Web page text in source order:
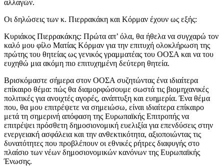
αλλαγών.
Οι δηλώσεις των κ. Πιερρακάκη και Κόρμαν έχουν ως εξής:
Κυριάκος Πιερρακάκης: Πρώτα απ’ όλα, θα ήθελα να συγχαρώ τον
καλό μου φίλο Ματίας Κόρμαν για την επιτυχή ολοκλήρωση της
πρώτης του θητείας ως γενικός γραμματέας του ΟΟΣΑ και να του
ευχηθώ μια ακόμη πιο επιτυχημένη δεύτερη θητεία.
Βρισκόμαστε σήμερα στον ΟΟΣΑ συζητώντας ένα ιδιαίτερα
επίκαιρο θέμα: πώς θα διαμορφώσουμε σωστά τις βιομηχανικές
πολιτικές για ανοιχτές αγορές, ανάπτυξη και ευημερία. Ένα θέμα
που, θα μου επιτρέψετε να σημειώσω, είναι ιδιαίτερα επίκαιρο
μετά τη σημερινή απόφαση της Ευρωπαϊκής Επιτροπής να
επιτρέψει πρόσθετη δημοσιονομική ευελιξία για επενδύσεις στην
ενεργειακή ασφάλεια και την ανθεκτικότητα, αξιοποιώντας τις
δυνατότητες που προβλέπουν οι εθνικές ρήτρες διαφυγής στο
πλαίσιο των νέων δημοσιονομικών κανόνων της Ευρωπαϊκής
Ένωσης.